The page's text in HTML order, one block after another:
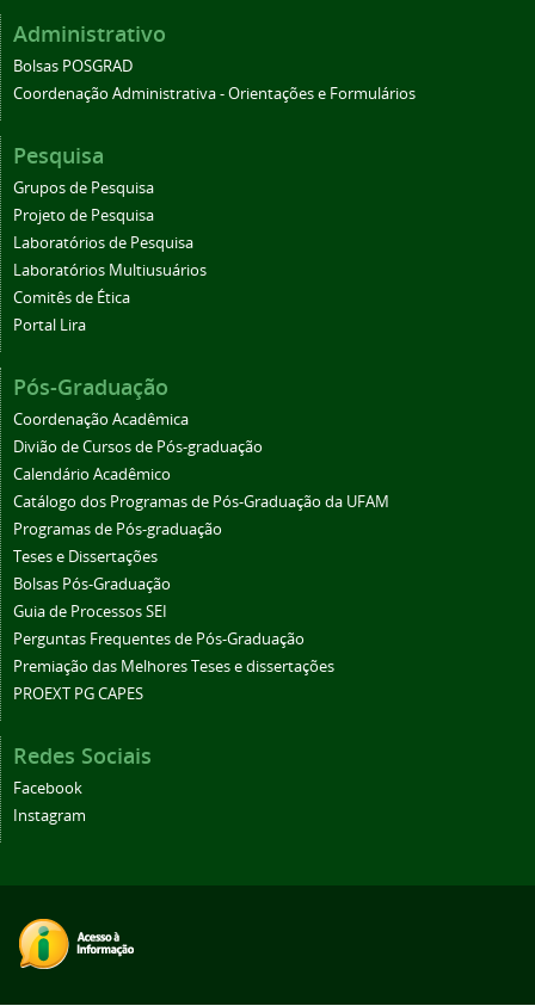
Administrativo
Bolsas POSGRAD
Coordenação Administrativa - Orientações e Formulários
Pesquisa
Grupos de Pesquisa
Projeto de Pesquisa
Laboratórios de Pesquisa
Laboratórios Multiusuários
Comitês de Ética
Portal Lira
Pós-Graduação
Coordenação Acadêmica
Divião de Cursos de Pós-graduação
Calendário Acadêmico
Catálogo dos Programas de Pós-Graduação da UFAM
Programas de Pós-graduação
Teses e Dissertações
Bolsas Pós-Graduação
Guia de Processos SEI
Perguntas Frequentes de Pós-Graduação
Premiação das Melhores Teses e dissertações
PROEXT PG CAPES
Redes Sociais
Facebook
Instagram